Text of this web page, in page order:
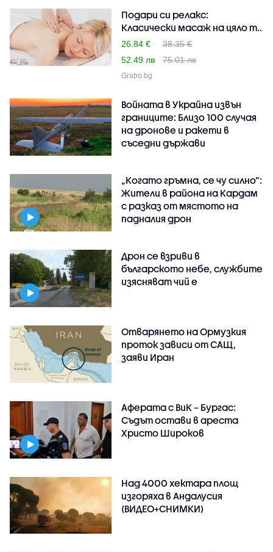
Подари си релакс:
Класически масаж на цяло т..
26.84 €
38.35 €
52.49 лв
75.01 лв
Grabo.bg
Войната в Украйна извън
границите: Близо 100 случая
на дронове и ракети в
съседни държави
„Когато гръмна, се чу силно“:
Жители в района на Кардам
с разказ от мястото на
падналия дрон
Дрон се взриви в
българското небе, службите
изясняват чий е
Отварянето на Ормузкия
проток зависи от САЩ,
заяви Иран
Аферата с ВиК – Бургас:
Съдът остави в ареста
Христо Широков
Над 4000 хектара площ
изгоряха в Андалусия
(ВИДЕО+СНИМКИ)